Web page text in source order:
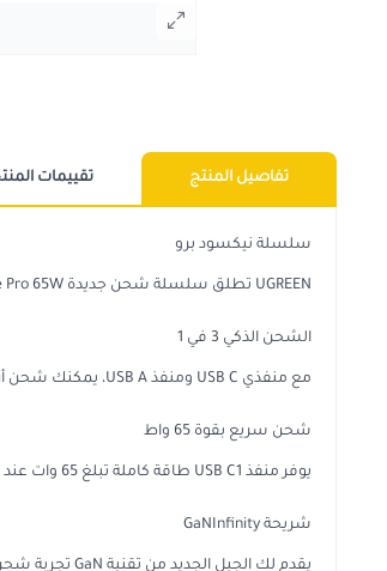
تفاصيل المنتج تقييمات
سلسلة نيكسود برو
UGREEN تطلق سلسلة شحن جديدة Nexode Pro 65W، مع تكنولوجيا أكثر تقدمًا وشواحن أكثر احترافية، مما يوفر تجربة شحن من الجيل التالي
الشحن الذكي 3 في 1
مع منفذي USB C ومنفذ USB A، يمكنك شحن أربعة من أجهزتك بسرعة في نفس الوقت باستخدام نظام توزيع تيار ذكي، مما يوفر إجمالي طاقة يصل إلى 65 وات
شحن سريع بقوة 65 واط
يوفر منفذ USB C1 طاقة كاملة تبلغ 65 وات عند استخدامه بمفرده، ويستغرق شحن MacBook Air M2 من 0% إلى 51% 30 دقيقة فقط
شريحة GaNInfinity
يقدم لك الجيل الجديد من تقنية GaN تجربة شحن أسرع وأقوى. كفاءة رائعة مع توليد حرارة أقل في تصميم صغير وخفيف الوزن